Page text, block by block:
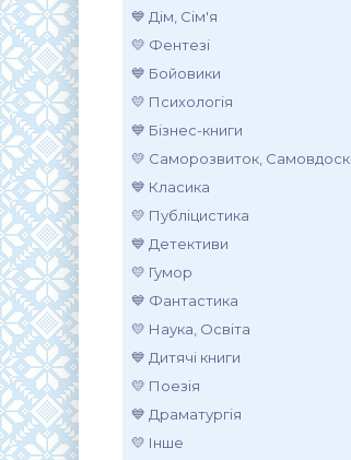
💙 Дім, Сім'я
💛 Фентезі
💙 Бойовики
💛 Психологія
💙 Бізнес-книги
💛 Саморозвиток,
💙 Класика
💛 Публіцистика
💙 Детективи
💛 Гумор
💙 Фантастика
💛 Наука, Освіта
💙 Дитячі книги
💛 Поезія
💙 Драматургія
💛 Інше